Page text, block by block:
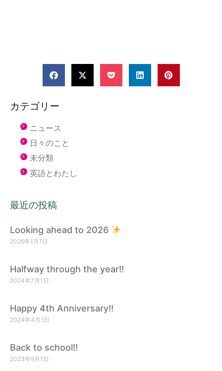
カテゴリー
ニュース
日々のこと
未分類
英語とわたし
最近の投稿
Looking ahead to 2026
2026年1月1日
Halfway through the year!!
2024年7月1日
Happy 4th Anniversary!!
2024年4月1日
Back to school!!
2023年9月1日